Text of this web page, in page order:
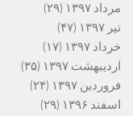
مرداد ۱۳۹۷
(۲۹)
تیر ۱۳۹۷
(۴۷)
خرداد ۱۳۹۷
(۱۷)
اردیبهشت ۱۳۹۷
(۳۵)
فروردین ۱۳۹۷
(۲۴)
اسفند ۱۳۹۶
(۲۹)